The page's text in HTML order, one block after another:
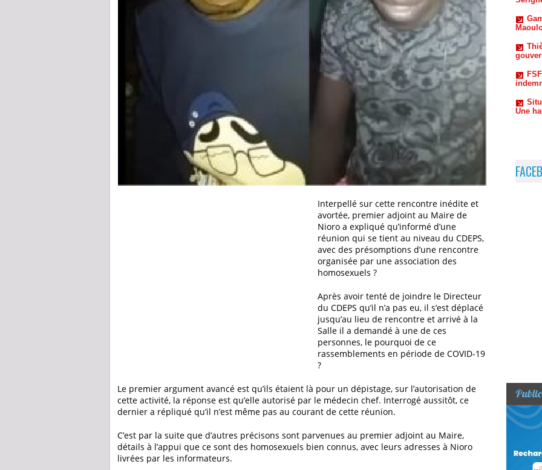
Interpellé sur cette rencontre inédite et
avortée, premier adjoint au Maire de
Nioro a expliqué qu’informé d’une
réunion qui se tient au niveau du CDEPS,
avec des présomptions d’une rencontre
organisée par une association des
homosexuels ?
Après avoir tenté de joindre le Directeur
du CDEPS qu’il n’a pas eu, il s’est déplacé
jusqu’au lieu de rencontre et arrivé à la
Salle il a demandé à une de ces
personnes, le pourquoi de ce
rassemblements en période de COVID-19
?
Le premier argument avancé est qu’ils étaient là pour un dépistage, sur l’autorisation de
cette activité, la réponse est qu’elle autorisé par le médecin chef. Interrogé aussitôt, ce
dernier a répliqué qu’il n’est même pas au courant de cette réunion.
C’est par la suite que d’autres précisons sont parvenues au premier adjoint au Maire,
détails à l’appui que ce sont des homosexuels bien connus, avec leurs adresses à Nioro
livrées par les informateurs.
Une